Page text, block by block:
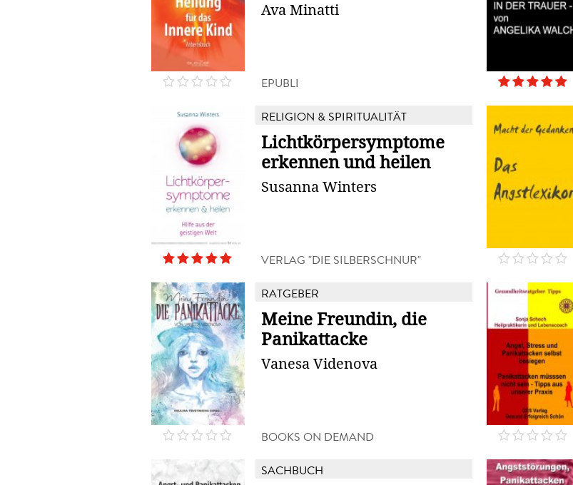
Ava Minatti
EPUBLI
RELIGION & SPIRITUALITÄT
Lichtkörpersymptome
erkennen und heilen
Susanna Winters
VERLAG "DIE SILBERSCHNUR"
RATGEBER
Meine Freundin, die
Panikattacke
Vanesa Videnova
BOOKS ON DEMAND
SACHBUCH